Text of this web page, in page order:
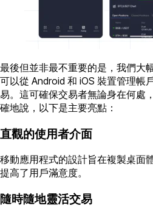
最後但並非最不重要的是，我們大
可以從 Android 和 iOS 裝置管理帳
易。這可確保交易者無論身在何處
確地說，以下是主要亮點：
直觀的使用者介面
移動應用程式的設計旨在複製桌面
提高了用戶滿意度。
隨時隨地靈活交易